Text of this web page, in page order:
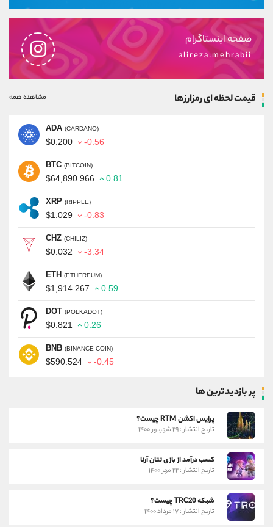
صفحه اینستاگرام
alireza.mehrabii
قیمت لحظه ای رمزارزها مشاهده همه
ADA (CARDANO)
$0.200 -0.56
BTC (BITCOIN)
$64,890.966 0.81
XRP (RIPPLE)
$1.029 -0.83
CHZ (CHILIZ)
$0.032 -3.34
ETH (ETHEREUM)
$1,914.267 0.59
DOT (POLKADOT)
$0.821 0.26
BNB (BINANCE COIN)
$590.524 -0.45
پر بازدیدترین ها
پرایس اکشن RTM چیست؟
تاریخ انتشار : ۲۹ شهریور ۱۴۰۰
کسب درآمد از بازی تتان آرنا
تاریخ انتشار : ۲۲ مهر ۱۴۰۰
شبکه TRC20 چیست؟
تاریخ انتشار : ۱۷ مرداد ۱۴۰۰